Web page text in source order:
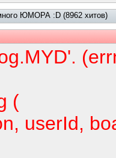
ЮМОРА :D (8962 хитов)
(
userId,